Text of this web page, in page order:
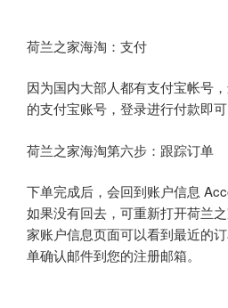
荷兰之家海淘：支付
因为国内大部人都有支付宝帐号
的支付宝账号，登录进行付款即可
荷兰之家海淘第六步：跟踪订单
下单完成后，会回到账户信息
如果没有回去，可重新打开荷兰
家账户信息页面可以看到最近的
单确认邮件到您的注册邮箱。